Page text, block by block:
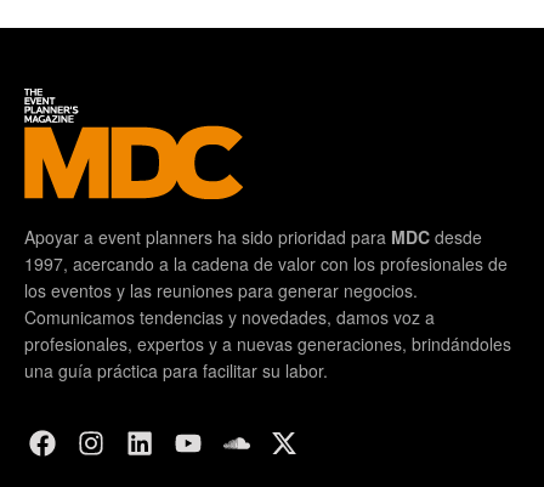
Apoyar a event planners ha sido prioridad para MDC desde
1997, acercando a la cadena de valor con los profesionales de
los eventos y las reuniones para generar negocios.
Comunicamos tendencias y novedades, damos voz a
profesionales, expertos y a nuevas generaciones, brindándoles
una guía práctica para facilitar su labor.